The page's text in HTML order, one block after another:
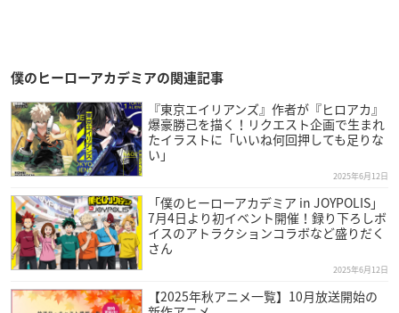
僕のヒーローアカデミアの関連記事
『東京エイリアンズ』作者が『ヒロアカ』
爆豪勝己を描く！リクエスト企画で生まれ
たイラストに「いいね何回押しても足りな
い」
2025年6月12日
「僕のヒーローアカデミア in JOYPOLIS」
7月4日より初イベント開催！録り下ろしボ
イスのアトラクションコラボなど盛りだく
さん
2025年6月12日
【2025年秋アニメ一覧】10月放送開始の